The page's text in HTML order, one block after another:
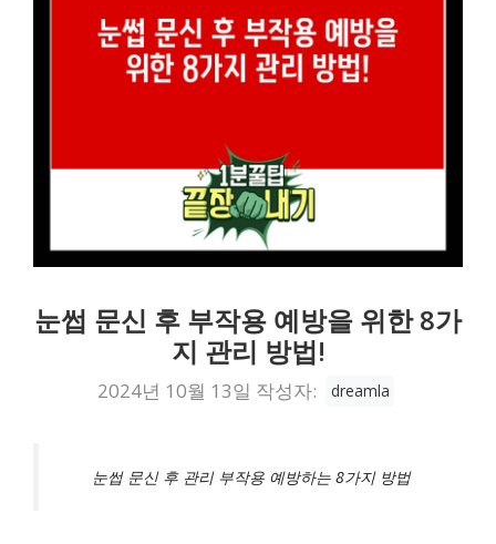
눈썹 문신 후 부작용 예방을 위한 8가
지 관리 방법!
2024년 10월 13일 작성자: dreamla
눈썹 문신 후 관리 부작용 예방하는 8가지 방법